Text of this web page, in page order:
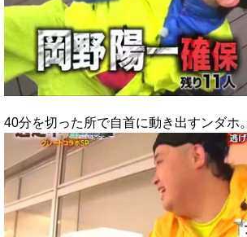
40分を切った所で自首に動き出すンダホ。